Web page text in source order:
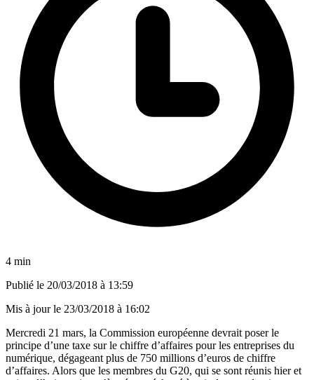
4 min
Publié le 20/03/2018 à 13:59
Mis à jour le 23/03/2018 à 16:02
Mercredi 21 mars, la Commission européenne devrait poser le
principe d’une taxe sur le chiffre d’affaires pour les entreprises du
numérique, dégageant plus de 750 millions d’euros de chiffre
d’affaires. Alors que les membres du G20, qui se sont réunis hier et